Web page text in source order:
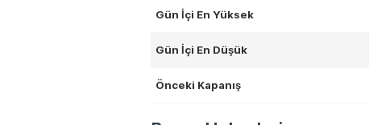
Gün İçi En Yüksek
Gün İçi En Düşük
Önceki Kapanış